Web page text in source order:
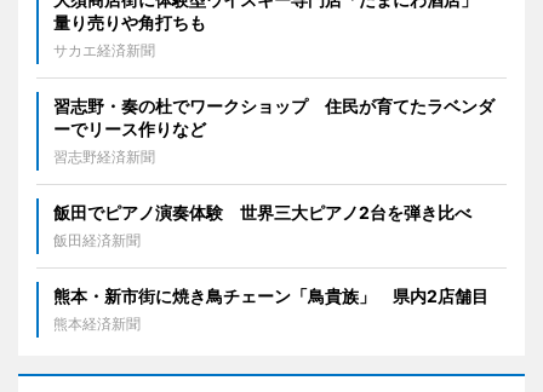
量り売りや角打ちも
サカエ経済新聞
習志野・奏の杜でワークショップ 住民が育てたラベンダ
ーでリース作りなど
習志野経済新聞
飯田でピアノ演奏体験 世界三大ピアノ2台を弾き比べ
飯田経済新聞
熊本・新市街に焼き鳥チェーン「鳥貴族」 県内2店舗目
熊本経済新聞